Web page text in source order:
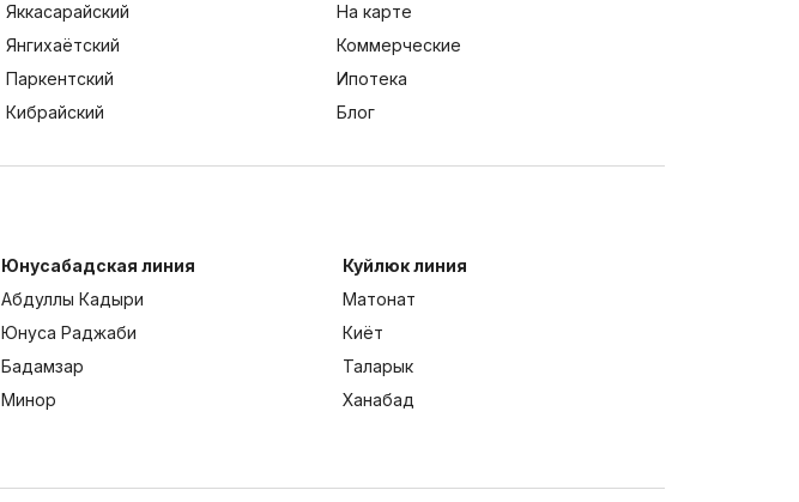
Яккасарайский
Янгихаётский
Паркентский
Кибрайский
На карте
Коммерческие
Ипотека
Блог
Юнусабадская линия
Абдуллы Кадыри
Юнуса Раджаби
Бадамзар
Минор
Куйлюк линия
Матонат
Киёт
Таларык
Ханабад